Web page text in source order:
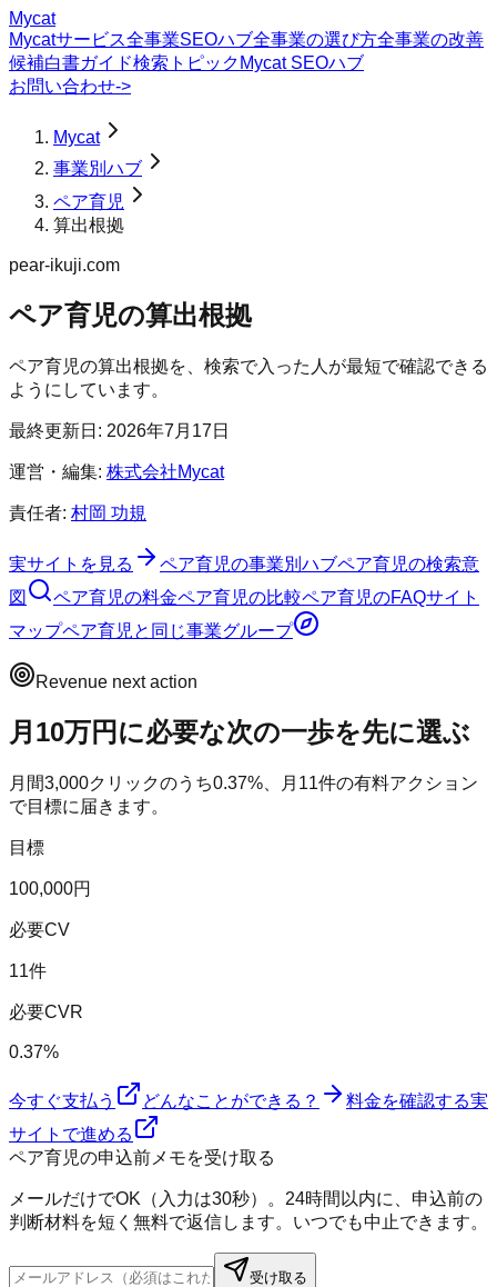
Mycat
Mycatサービス全事業SEOハブ全事業の選び方全事業の改善
候補白書ガイド検索トピック Mycat SEOハブ
お問い合わせ->
Mycat
事業別ハブ
ペア育児
算出根拠
pear-ikuji.com
ペア育児の算出根拠
ペア育児の算出根拠を、検索で入った人が最短で確認できる
ようにしています。
最終更新日: 2026年7月17日
運営・編集: 株式会社Mycat
責任者: 村岡 功規
実サイトを見る ペア育児の事業別ハブペア育児の検索意
図
ペア育児の料金ペア育児の比較ペア育児のFAQサイト
マップペア育児 と同じ事業グループ
Revenue next action
月10万円に必要な次の一歩を先に選ぶ
月間3,000クリックのうち0.37%、月 11件の有料アクション
で目標に届きます。
目標
100,000円
必要CV
11件
必要CVR
0.37%
今すぐ支払う どんなことができる？ 料金を確認する実
サイトで進める
ペア育児の申込前メモを受け取る
メールだけでOK（入力は30秒）。24時間以内に、申込前の
判断材料を短く無料で返信します。いつでも中止できます。
受け取る